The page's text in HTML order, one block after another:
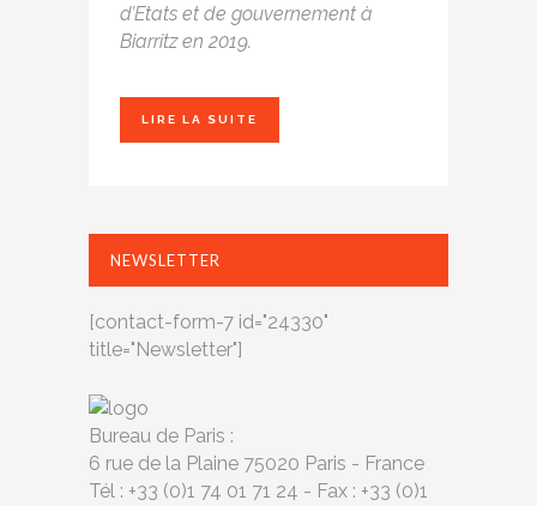
d’Etats et de gouvernement à
Biarritz en 2019.
LIRE LA SUITE
NEWSLETTER
[contact-form-7 id="24330"
title="Newsletter"]
Bureau de Paris :
6 rue de la Plaine 75020 Paris - France
Tél : +33 (0)1 74 01 71 24 - Fax : +33 (0)1